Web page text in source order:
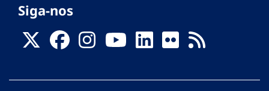
Siga-nos